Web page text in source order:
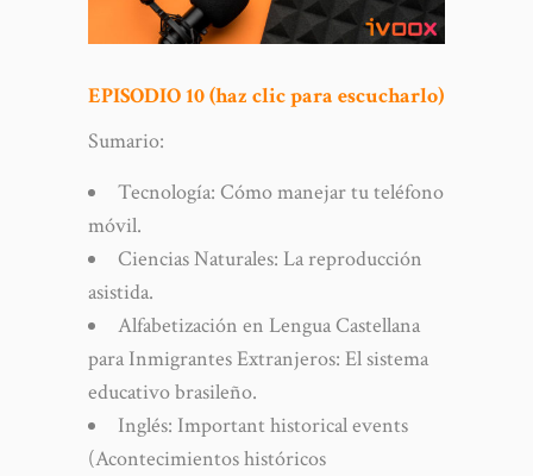
EPISODIO 10 (haz clic para escucharlo)
Sumario:
Tecnología: Cómo manejar tu teléfono
móvil.
Ciencias Naturales: La reproducción
asistida.
Alfabetización en Lengua Castellana
para Inmigrantes Extranjeros: El sistema
educativo brasileño.
Inglés: Important historical events
(Acontecimientos históricos